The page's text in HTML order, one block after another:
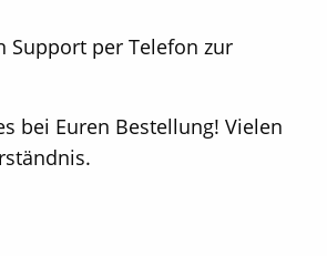
Support per Telefon zur
bei Euren Bestellung! Vielen